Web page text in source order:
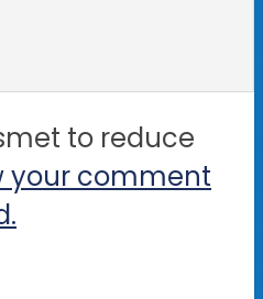
to reduce
your comment